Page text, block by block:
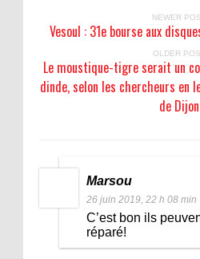
NEWER
Vesoul : 31e bourse aux
OLDER
Le moustique-tigre serait un
dinde, selon les chercheurs en
de Dijon
Marsou
26 juin 2019, 22 h 08 min
C’est bon ils
réparé!